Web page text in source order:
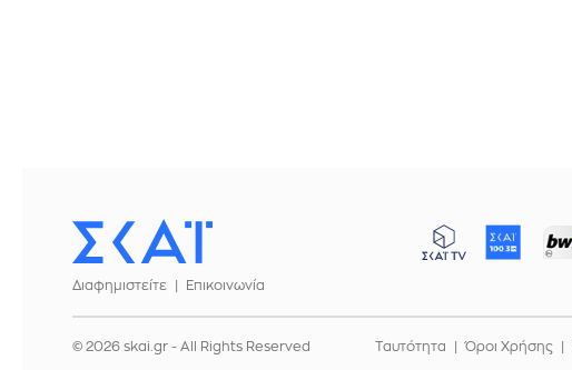
Διαφημιστείτε
Επικοινωνία
© 2026 skai.gr - All Rights Reserved Ταυτότητα Όροι Χρήσης